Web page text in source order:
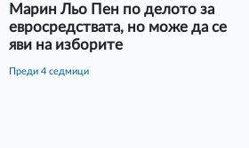
Марин Льо Пен по делото за
евросредствата, но може да се
яви на изборите
преди 4 седмици